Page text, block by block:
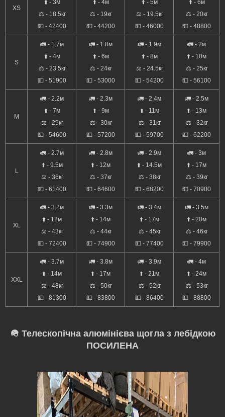
XS
⬆️ - 3м
⚖️ - 18.5кг
💵 - 42400
⬆️ - 4м
⚖️ - 19кг
💵 - 44200
⬆️ - 5м
⚖️ - 19.5кг
💵 - 46000
⬆️ - 6м
⚖️ - 20кг
💵 - 48800
S
🚛 - 1.7м
⬆️ - 4м
⚖️ - 23.5кг
💵 - 51900
🚛 - 1.8м
⬆️ - 6м
⚖️ - 24кг
💵 - 53000
🚛 - 1.9м
⬆️ - 8м
⚖️ - 24.5кг
💵 - 54200
🚛 - 2м
⬆️ - 10м
⚖️ - 25кг
💵 - 56100
M
🚛 - 2.2м
⬆️ - 7м
⚖️ - 29кг
💵 - 54600
🚛 - 2.3м
⬆️ - 9м
⚖️ - 30кг
💵 - 57200
🚛 - 2.4м
⬆️ - 11м
⚖️ - 31кг
💵 - 59700
🚛 - 2.5м
⬆️ - 13м
⚖️ - 32кг
💵 - 62200
L
🚛 - 2.7м
⬆️ - 9.5м
⚖️ - 36кг
💵 - 61400
🚛 - 2.8м
⬆️ - 12м
⚖️ - 37кг
💵 - 64600
🚛 - 2.9м
⬆️ - 14.5м
⚖️ - 38кг
💵 - 68200
🚛 - 3м
⬆️ - 17м
⚖️ - 39кг
💵 - 70900
XL
🚛 - 3.2м
⬆️ - 12м
⚖️ - 43кг
💵 - 72400
🚛 - 3.3м
⬆️ - 14м
⚖️ - 44кг
💵 - 74900
🚛 - 3.4м
⬆️ - 17м
⚖️ - 45кг
💵 - 77400
🚛 - 3.5м
⬆️ - 20м
⚖️ - 46кг
💵 - 79900
XXL
🚛 - 3.7м
⬆️ - 14м
⚖️ - 48кг
💵 - 81300
🚛 - 3.8м
⬆️ - 17м
⚖️ - 50кг
💵 - 83800
🚛 - 3.9м
⬆️ - 21м
⚖️ - 52кг
💵 - 86400
🚛 - 4м
⬆️ - 24м
⚖️ - 53кг
💵 - 88800
🪖 Телескопічна алюмінієва щогла з лебідкою
ПОСИЛЕНА